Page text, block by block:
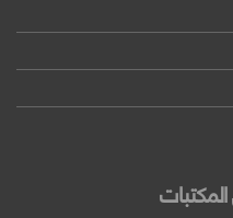
قراءة المزيد